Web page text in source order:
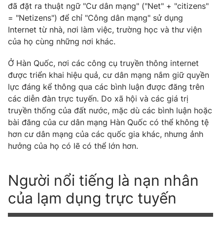
đã đặt ra thuật ngữ "Cư dân mạng" ("Net" + "citizens"
= "Netizens") để chỉ "Công dân mạng" sử dụng
Internet từ nhà, nơi làm việc, trường học và thư viện
của họ cùng những nơi khác.
Ở Hàn Quốc, nơi các công cụ truyền thông internet
được triển khai hiệu quả, cư dân mạng nắm giữ quyền
lực đáng kể thông qua các bình luận được đăng trên
các diễn đàn trực tuyến. Do xã hội và các giá trị
truyền thống của đất nước, mặc dù các bình luận hoặc
bài đăng của cư dân mạng Hàn Quốc có thể không tệ
hơn cư dân mạng của các quốc gia khác, nhưng ảnh
hưởng của họ có lẽ có thể lớn hơn.
Người nổi tiếng là nạn nhân
của lạm dụng trực tuyến